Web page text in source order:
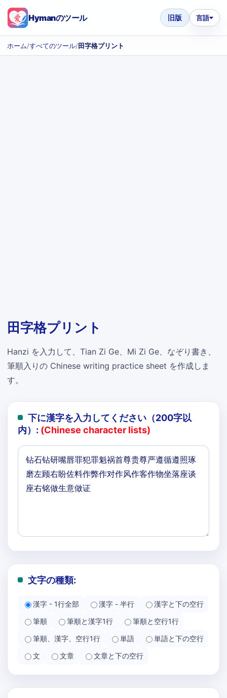
Hymanのツール 旧版 言語
ホーム/すべてのツール/田字格プリント
田字格プリント
Hanzi を入力して、Tian Zi Ge、Mi Zi Ge、なぞり書き、
筆順入りの Chinese writing practice sheet を作成しま
す。
下に漢字を入力してください（200字以
内）: (Chinese character lists)
文字の種類:
漢字 - 1行全部 漢字 - 半行
漢字と下の空行
筆順
筆順と漢字1行
筆順と空行1行
筆順、漢字、空行1行
単語
単語と下の空行
文
文章 文章と下の空行